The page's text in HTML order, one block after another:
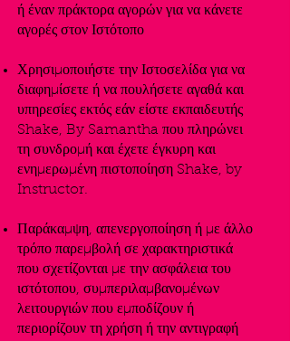
ή έναν πράκτορα αγορών για να κάνετε
αγορές στον Ιστότοπο
Χρησιμοποιήστε την Ιστοσελίδα για να
διαφημίσετε ή να πουλήσετε αγαθά και
υπηρεσίες εκτός εάν είστε εκπαιδευτής
Shake, By Samantha που πληρώνει
τη συνδρομή και έχετε έγκυρη και
ενημερωμένη πιστοποίηση Shake, by
Instructor.
Παράκαμψη, απενεργοποίηση ή με άλλο
τρόπο παρεμβολή σε χαρακτηριστικά
που σχετίζονται με την ασφάλεια του
ιστότοπου, συμπεριλαμβανομένων
λειτουργιών που εμποδίζουν ή
περιορίζουν τη χρήση ή την αντιγραφή